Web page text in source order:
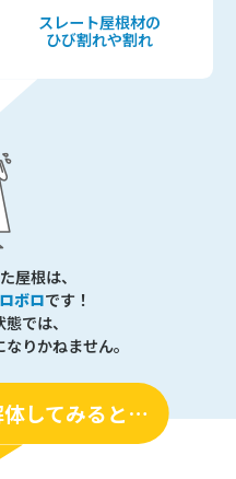
スレート屋根材の
ひび割れや割れ
屋根は、
ボロです！
では、
なりかねません。
してみると…